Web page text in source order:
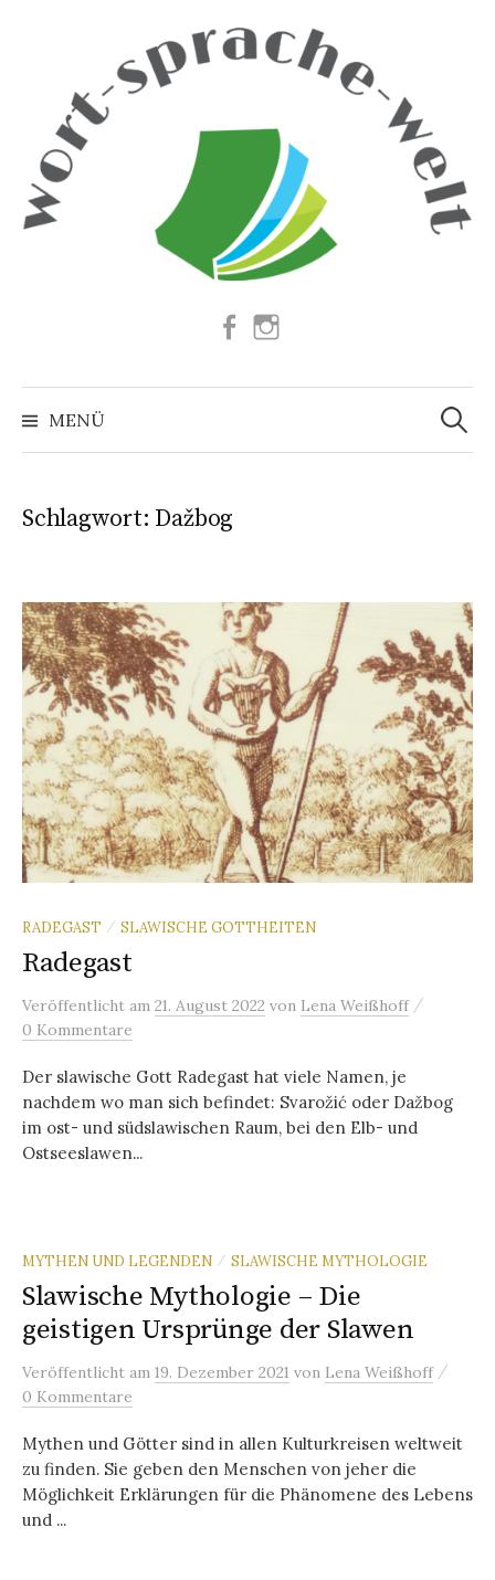
Facebook
MENÜ
Suchen
nach:
Schlagwort: Dažbog
RADEGAST / SLAWISCHE GOTTHEITEN
Radegast
Veröffentlicht am 21. August 2022 von Lena Weißhoff /
0 Kommentare
Der slawische Gott Radegast hat viele Namen, je
nachdem wo man sich befindet: Svarožić oder Dažbog
im ost- und südslawischen Raum, bei den Elb- und
Ostseeslawen...
MYTHEN UND LEGENDEN / SLAWISCHE MYTHOLOGIE
Slawische Mythologie – Die
geistigen Ursprünge der Slawen
Veröffentlicht am 19. Dezember 2021 von Lena Weißhoff /
0 Kommentare
Mythen und Götter sind in allen Kulturkreisen weltweit
zu finden. Sie geben den Menschen von jeher die
Möglichkeit Erklärungen für die Phänomene des Lebens
und ...